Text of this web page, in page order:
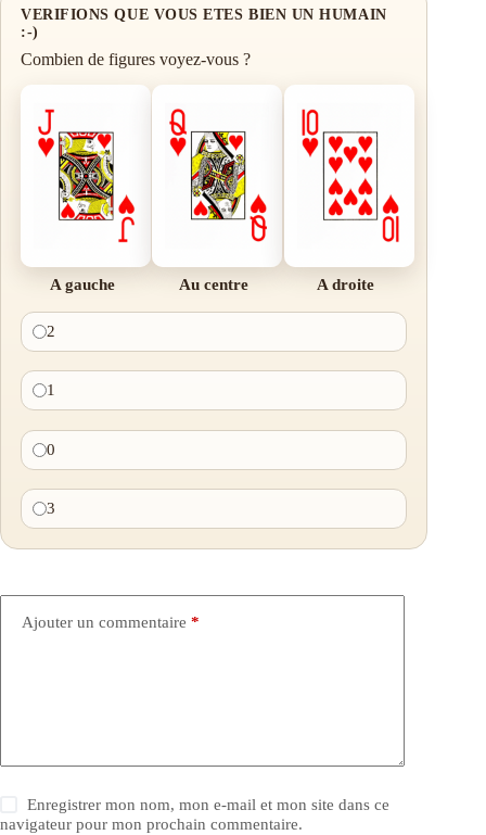
VERIFIONS QUE VOUS ETES BIEN UN HUMAIN
:-)
Combien de figures voyez-vous ?
A gauche Au centre A droite
2
1
0
3
Ajouter un commentaire *
Enregistrer mon nom, mon e-mail et mon site dans ce
navigateur pour mon prochain commentaire.